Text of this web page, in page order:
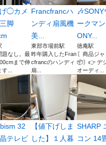
◯カメ
脚
題なし。最
まで伸
...
Francfrancハ
ンディ扇風機
美...
東部市場前駅
昨年購入したFran
cfrancのハンディ
扇...
🎶SONY
ークマ
ONY...
徳庵駅
〘商品ジ
📦〙👉️ デ
オーディ...
32
テレビ
【値下げしま
した】１人暮
SHARP
コン 14